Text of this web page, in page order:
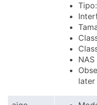
later